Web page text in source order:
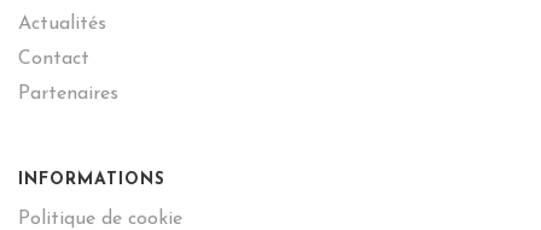
Actualités
Contact
Partenaires
INFORMATIONS
Politique de cookie